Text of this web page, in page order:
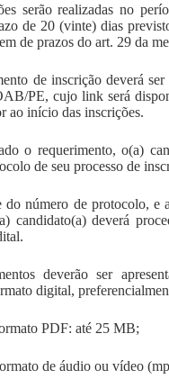
serão realizadas no
de 20 (vinte) dias
de prazos do art. 29 da
de inscrição deverá
PE, cujo link será
ao início das inscrições.
o requerimento, o(a)
de seu processo de
do número de protocolo,
candidato(a) deverá
deverão ser
digital,
PDF: até 25 MB;
de áudio ou vídeo